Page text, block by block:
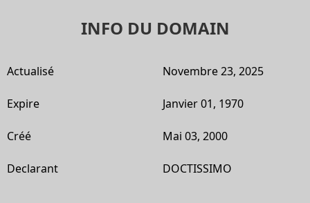
INFO DU DOMAIN
Actualisé Novembre 23, 2025
Expire Janvier 01, 1970
Créé Mai 03, 2000
Declarant DOCTISSIMO